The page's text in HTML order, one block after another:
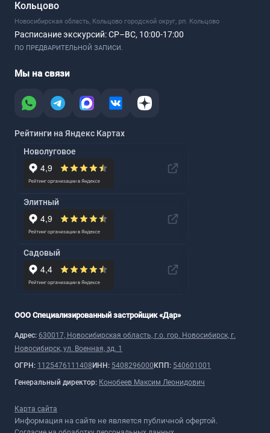
Кольцово
Новосибирская область, Кольцово городской округ, рп. Кольцово
Расписание экскурсий:СР–ВС, 10:00-17:00
ПО ПРЕДВАРИТЕЛЬНОЙ ЗАПИСИ.
Мы на связи
Рейтинги на Яндекс Картах
Новолуговое
Элитный
Садовый
ООО Специализированный застройщик «Дар»
Адрес: 630017, Новосибирская область, г.о. гор. Новосибирск, г.
Новосибирск, ул. Военная, зд. 1
ОГРН: 1125476111408 ИНН: 5408296000 КПП: 540601001
Генеральный директор: Конобеев Максим Леонидович
Карта сайта
Информация на сайте не является публичной офертой.